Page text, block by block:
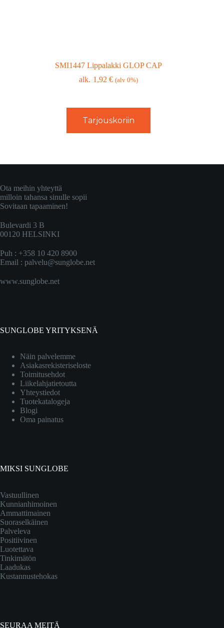
SMI1447 Lippalakki GLOP CAP
1,92€ (alv 0%)
Tarjouskoriin
Ota meihin yhteyttä
milloin tahansa sinulle sopii
Sovitaan tapaaminen!
Bulevardi 3 B
00120 HELSINKI
Puh : +358 10 420 8900
Email : palvelu@sunglobe.net
www.sunglobe.net
SUNGLOBE YRITYKSENÄ
Näin palvelemme
Asiakasrekisteriseloste
Toimitusehdot
Liikelahjatietoutta
Yhteystiedot
Tuotekatalogeja
Blogi
Oma painatus
MIKSI SUNGLOBE
Vastuullinen
Kunnianhimoinen
Ammattimainen
Suoraselkäinen
Palveleva
Positiivinen
Luotettava
Tinkimätön
Laadukas
Kustannustehokas
SEURAA MEITÄ